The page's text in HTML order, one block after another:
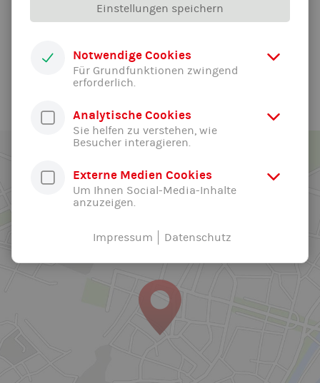
wollen. Die Kosten für Basis- und Fortgeschrittenen-Scheine
im Trampolinsport übernehmen wir dabei als Verein gerne -
Alle News der Abteilung ...
Einstellungen speichern
Notwendige Cookies
Für Grundfunktionen zwingend
erforderlich.
Analytische Cookies
Sie helfen zu verstehen, wie
Besucher interagieren.
Externe Medien Cookies
Um Ihnen Social-Media-Inhalte
anzuzeigen.
Impressum Datenschutz